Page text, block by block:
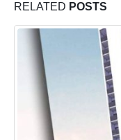
RELATED POSTS